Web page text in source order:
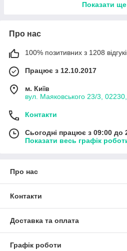
Показати ще
Про нас
100% позитивних з 1208
Працює з 12.10.2017
м. Київ
вул. Маяковського 23/3, 02230,
Контакти
Сьогодні працює з 09:00 до
Показати весь графік
Про нас
Контакти
Доставка та оплата
Графік роботи